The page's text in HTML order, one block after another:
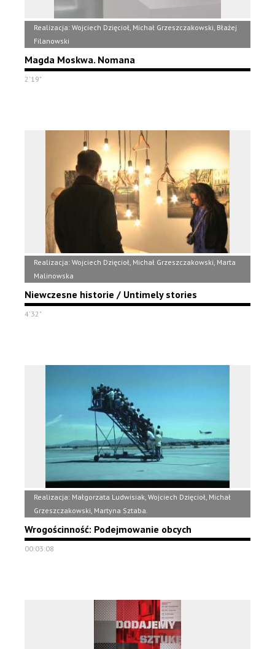
Realizacja: Wojciech Dzięcioł, Michał Grzeszczakowski, Błażej
Filanowski
Magda Moskwa. Nomana
2'19"
Realizacja: Wojciech Dzięcioł, Michał Grzeszczakowski, Marta
Malinowska
Niewczesne historie / Untimely stories
4'32"
Realizacja: Małgorzata Ludwisiak, Wojciech Dzięcioł, Michał
Grzeszczakowski, Martyna Sztaba.
Wrogościnność: Podejmowanie obcych
00:03:08